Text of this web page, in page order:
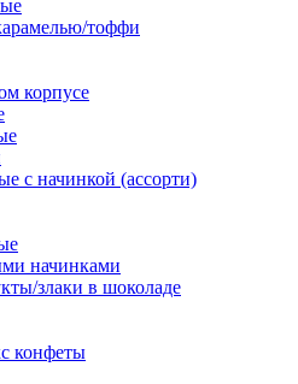
тоффи
корпусе
с начинкой (ассорти)
начинками
злаки в шоколаде
конфеты